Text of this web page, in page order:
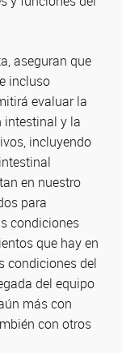
aseguran que
incluso
evaluar la
intestinal y la
incluyendo
en nuestro
para
condiciones
que hay en
condiciones del
del equipo
más con
con otros